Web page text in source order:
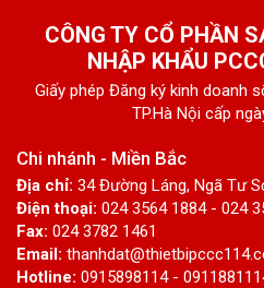
CÔNG TY CỔ PHẦN
NHẬP KHẨU
Giấy phép Đăng ký kinh doanh
TP.Hà Nội cấp
Chi nhánh - Miền Bắc
Địa chỉ: 34 Đường Láng, Ngã Tư
Điện thoại: 024 3564 1884 - 024
Fax: 024 3782 1461
Email:
Hotline: 0915898114 -